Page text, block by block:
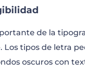
de la
Los tipos de letra
oscuros con